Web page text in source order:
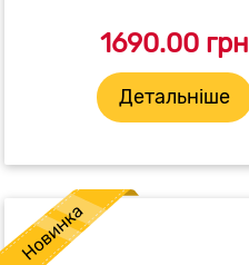
1690.00 грн
Детальніше